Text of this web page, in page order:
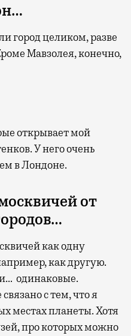
город целиком, разве
Мавзолея, конечно,
открывает мой
У него очень
в Лондоне.
от
как одну
как другую.
одинаковые.
с тем, что я
местах планеты. Хотя
про которых можно